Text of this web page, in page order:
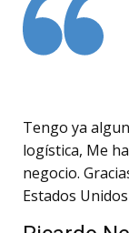
Tengo ya
logística, Me
negocio.
Estados